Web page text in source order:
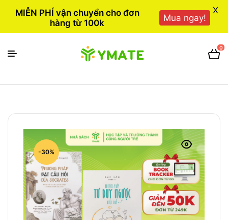
0
-30%
MIỄN PHÍ vận chuyển cho đơn
hàng từ 100k
Mua ngay!
X